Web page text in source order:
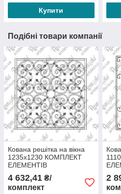
Купити
Подібні товари компанії
Кована решітка на вікна
1235х1230 КОМПЛЕКТ
ЕЛЕМЕНТІВ
4 632,41 ₴/
комплект
2